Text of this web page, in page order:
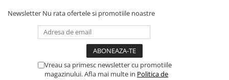
Newsletter Nu rata ofertele si promotiile noastre
Vreau sa primesc newsletter cu promotiile
magazinului. Afla mai multe in Politica de